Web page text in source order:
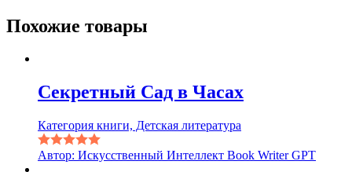
Похожие товары
Секретный Сад в Часах
Категория книги, Детская литература
Автор: Искусственный Интеллект Book Writer GPT